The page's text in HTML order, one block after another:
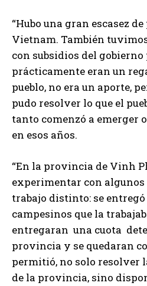
“Hubo una gran escasez
Vietnam. También
con subsidios del
prácticamente eran un
pueblo, no era un aporte,
pudo resolver lo que el
tanto comenzó a emerger
en esos años.
“En la provincia de Vinh
experimentar con algunos
trabajo distinto: se
campesinos que la
entregaran una cuota
provincia y se quedaran
permitió, no solo resolver
de la provincia, sino